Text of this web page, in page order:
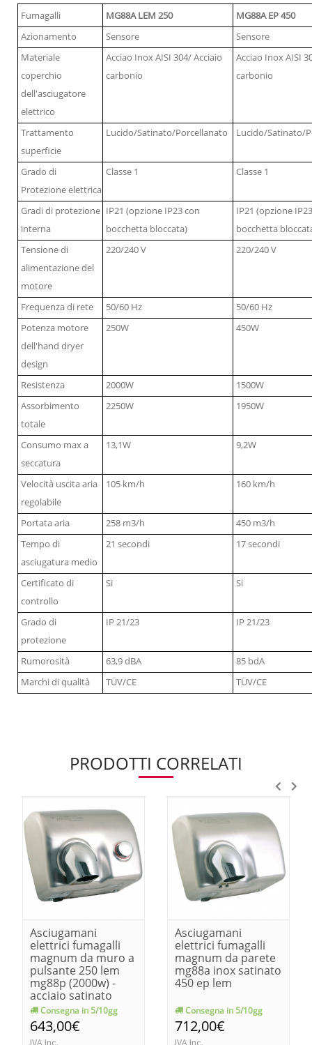
Fumagalli MG88A LEM 250
MG88A EP 450
Azionamento
Sensore
Sensore
Materiale
coperchio
dell'asciugatore
elettrico
Acciao Inox AISI 304/ Acciaio
carbonio
Acciao Inox AISI
carbonio
Trattamento
superficie
Lucido/Satinato/Porcellanato Lucido/Satinato/
Grado di
Protezione elettrica
Classe 1 Classe 1
Gradi di protezione
interna
IP21 (opzione IP23 con
bocchetta bloccata)
IP21 (opzione
bocchetta
Tensione di
alimentazione del
motore
220/240 V 220/240 V
Frequenza di rete 50/60 Hz
50/60 Hz
Potenza motore
dell'hand dryer
design
250W 450W
Resistenza 2000W
1500W
Assorbimento
totale
2250W 1950W
Consumo max a
seccatura
13,1W 9,2W
Velocità uscita aria
regolabile
105 km/h 160 km/h
Portata aria 258 m3/h
450 m3/h
Tempo di
asciugatura medio
21 secondi 17 secondi
Certificato di
controllo
Si Si
Grado di
protezione
IP 21/23 IP 21/23
Rumorosità 63,9 dBA
85 bdA
Marchi di qualità
TÜV/CE TÜV/CE
PRODOTTI CORRELATI
Asciugamani
elettrici fumagalli
magnum da muro a
pulsante 250 lem
mg88p (2000w) -
acciaio satinato
Consegna in 5/10gg
643,00€
IVA Inc.
Asciugamani
elettrici fumagalli
magnum da parete
mg88a inox satinato
450 ep lem
Consegna in 5/10gg
712,00€
IVA Inc.